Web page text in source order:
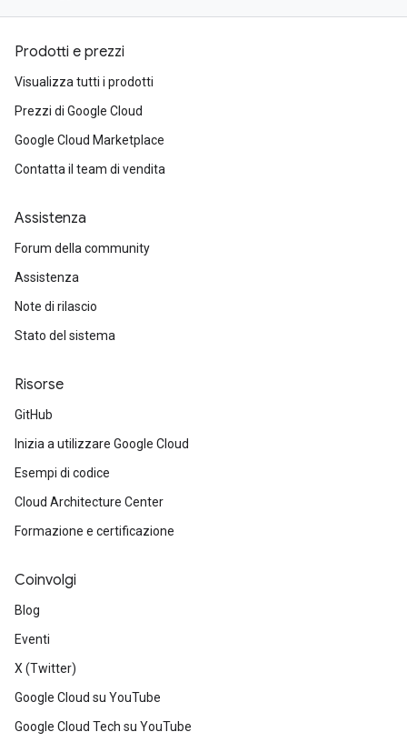
Prodotti e prezzi
Visualizza tutti i prodotti
Prezzi di Google Cloud
Google Cloud Marketplace
Contatta il team di vendita
Assistenza
Forum della community
Assistenza
Note di rilascio
Stato del sistema
Risorse
GitHub
Inizia a utilizzare Google Cloud
Esempi di codice
Cloud Architecture Center
Formazione e certificazione
Coinvolgi
Blog
Eventi
X (Twitter)
Google Cloud su YouTube
Google Cloud Tech su YouTube